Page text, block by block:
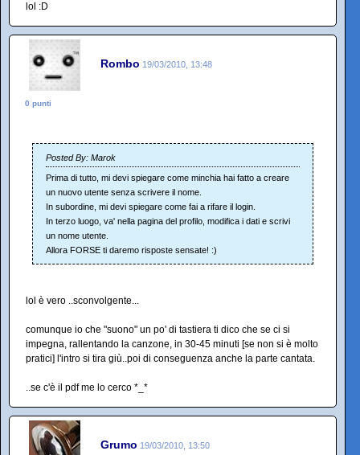
lol :D
Rombo 19/03/2010, 13:48
0 punti
Posted By: Marok
Prima di tutto, mi devi spiegare come minchia hai fatto a creare
un nuovo utente senza scrivere il nome.
In subordine, mi devi spiegare come fai a rifare il login.
In terzo luogo, va' nella pagina del profilo, modifica i dati e scrivi
un nome utente.
Allora FORSE ti daremo risposte sensate! :)
lol è vero ..sconvolgente...
comunque io che "suono" un po' di tastiera ti dico che se ci si
impegna, rallentando la canzone, in 30-45 minuti [se non si è molto
pratici] l'intro si tira giù..poi di conseguenza anche la parte cantata.
..se c'è il pdf me lo cerco *_*
Grumo 19/03/2010, 13:50